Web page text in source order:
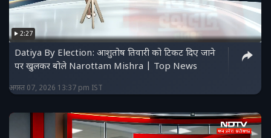
2:27
Datiya By Election: आशुतोष तिवारी को टिकट दिए जाने
पर खुलकर बोले Narottam Mishra | Top News
अगस्त 07, 2026 13:37 pm IST